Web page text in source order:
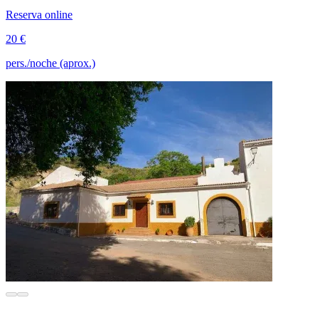
Reserva online
20 €
pers./noche (aprox.)